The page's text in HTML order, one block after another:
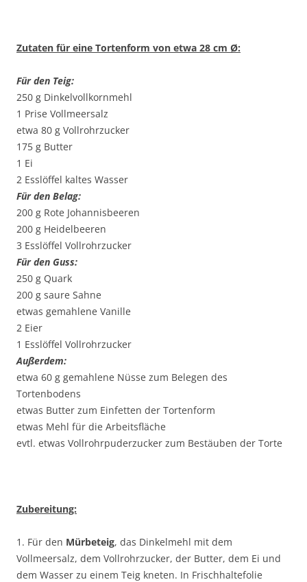
Zutaten für eine Tortenform von etwa 28 cm Ø:
Für den Teig:
250 g Dinkelvollkornmehl
1 Prise Vollmeersalz
etwa 80 g Vollrohrzucker
175 g Butter
1 Ei
2 Esslöffel kaltes Wasser
Für den Belag:
200 g Rote Johannisbeeren
200 g Heidelbeeren
3 Esslöffel Vollrohrzucker
Für den Guss:
250 g Quark
200 g saure Sahne
etwas gemahlene Vanille
2 Eier
1 Esslöffel Vollrohrzucker
Außerdem:
etwa 60 g gemahlene Nüsse zum Belegen des
Tortenbodens
etwas Butter zum Einfetten der Tortenform
etwas Mehl für die Arbeitsfläche
evtl. etwas Vollrohrpuderzucker zum Bestäuben der Torte
Zubereitung:
1. Für den Mürbeteig, das Dinkelmehl mit dem
Vollmeersalz, dem Vollrohrzucker, der Butter, dem Ei und
dem Wasser zu einem Teig kneten. In Frischhaltefolie